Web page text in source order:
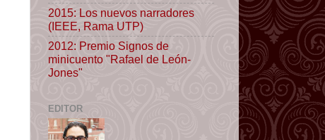
2015: Los nuevos narradores
(IEEE, Rama UTP)
2012: Premio Signos de
minicuento "Rafael de León-
Jones"
EDITOR